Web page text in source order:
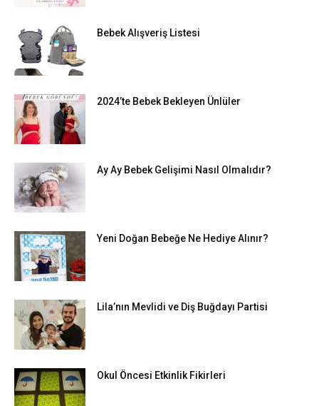
Bebek Alışveriş Listesi
2024’te Bebek Bekleyen Ünlüler
Ay Ay Bebek Gelişimi Nasıl Olmalıdır?
Yeni Doğan Bebeğe Ne Hediye Alınır?
Lila’nın Mevlidi ve Diş Buğdayı Partisi
Okul Öncesi Etkinlik Fikirleri